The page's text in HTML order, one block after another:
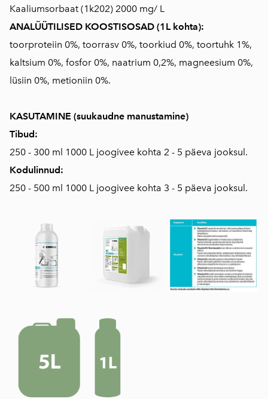
Kaaliumsorbaat (1k202) 2000 mg/ L
ANALÜÜTILISED KOOSTISOSAD (1L kohta):
toorproteiin 0%, toorrasv 0%, toorkiud 0%, toortuhk 1%,
kaltsium 0%, fosfor 0%, naatrium 0,2%, magneesium 0%,
lüsiin 0%, metioniin 0%.
KASUTAMINE (suukaudne manustamine)
Tibud:
250 - 300 ml 1000 L joogivee kohta 2 - 5 päeva jooksul.
Kodulinnud:
250 - 500 ml 1000 L joogivee kohta 3 - 5 päeva jooksul.